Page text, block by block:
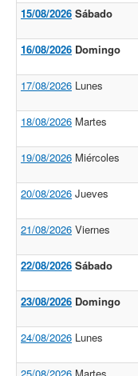
15/08/2026 Sábado
16/08/2026 Domingo
17/08/2026 Lunes
18/08/2026 Martes
19/08/2026 Miércoles
20/08/2026 Jueves
21/08/2026 Viernes
22/08/2026 Sábado
23/08/2026 Domingo
24/08/2026 Lunes